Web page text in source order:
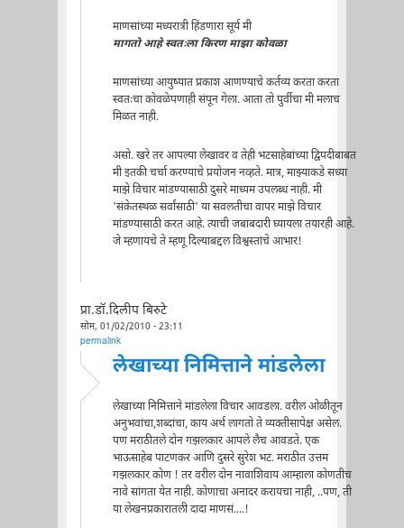
माणसांच्या मध्यरात्री हिंडणारा सूर्य मी
मागतो आहे स्वतःला किरण माझा कोवळा
माणसांच्या आयुष्यात प्रकाश आणण्याचे कर्तव्य करता करता
स्वतःचा कोवळेपणाही संपून गेला. आता तो पुर्वीचा मी मलाच
मिळत नाही.
असो. खरे तर आपल्या लेखावर व तेही भटसाहेबांच्या द्विपदीबाबत
मी इतकी चर्चा करण्याचे प्रयोजन नव्हते. मात्र, माझ्याकडे सध्या
माझे विचार मांडण्यासाठी दुसरे माध्यम उपलब्ध नाही. मी
'संकेतस्थळ सर्वांसाठी' या सवलतीचा वापर माझे विचार
मांडण्यासाठी करत आहे. त्याची जबाबदारी घ्यायला तयारही आहे.
जे म्हणायचे ते म्हणू दिल्याबद्दल विश्वस्तांचे आभार!
प्रा.डॉ.दिलीप बिरुटे
सोम, 01/02/2010 - 23:11
permalink
लेखाच्या निमित्ताने मांडलेला
लेखाच्या निमित्ताने मांडलेला विचार आवडला. वरील ओळीतून
अनुभवांचा,शब्दांचा, काय अर्थ लागतो ते व्यक्तीसापेक्ष असेल.
पण मराठीतले दोन गझलकार आपले लैच आवडते. एक
भाऊसाहेब पाटणकर आणि दुसरे सुरेश भट. मराठीत उत्तम
गझलकार कोण ! तर वरील दोन नावाशिवाय आम्हाला कोणतीच
नावे सांगता येत नाही. कोणाचा अनादर करायचा नाही, ..पण, ती
या लेखनप्रकारातली दादा माणसं....!